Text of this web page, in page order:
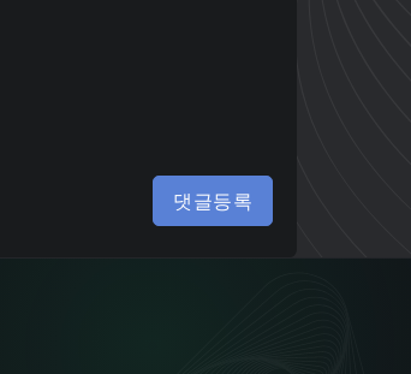
댓글등록